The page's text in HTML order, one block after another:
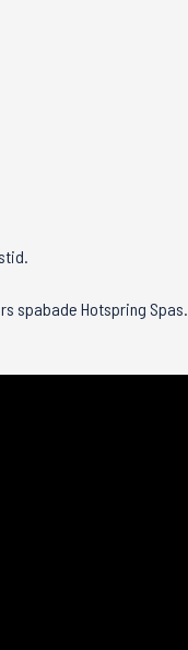
spabade Hotspring Spas.